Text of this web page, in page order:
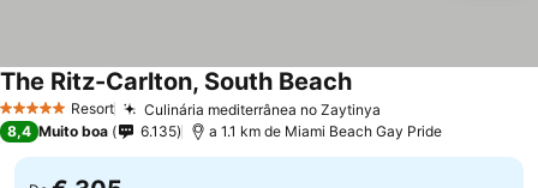
5 Estrelas Resort Culinária mediterrânea no Zaytinya
The Ritz-Carlton, South BeachVer preços
8,4 Muito boa 6.135 a 1.1 km de Miami Beach Gay Pride